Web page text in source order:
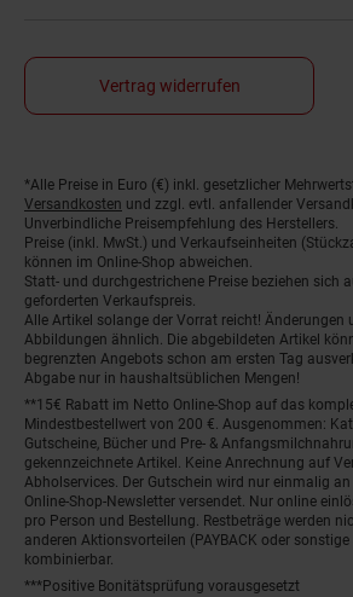
Vertrag widerrufen
Fußnoten
*Alle Preise in Euro (€) inkl. gesetzlicher
Versandkosten und zzgl. evtl. anfallender
Unverbindliche Preisempfehlung des Herstellers.
Preise (inkl. MwSt.) und Verkaufseinheiten
können im Online-Shop abweichen.
Statt- und durchgestrichene Preise beziehen sich
geforderten Verkaufspreis.
Alle Artikel solange der Vorrat reicht! Änderungen
Abbildungen ähnlich. Die abgebildeten Artikel
begrenzten Angebots schon am ersten Tag
Abgabe nur in haushaltsüblichen Mengen!
**15€ Rabatt im Netto Online-Shop auf das
Mindestbestellwert von 200 €. Ausgenommen:
Gutscheine, Bücher und Pre- &
gekennzeichnete Artikel. Keine Anrechnung auf
Abholservices. Der Gutschein wird nur einmalig
Online-Shop-Newsletter versendet. Nur online
pro Person und Bestellung. Restbeträge werden
anderen Aktionsvorteilen (PAYBACK oder
kombinierbar.
***Positive Bonitätsprüfung vorausgesetzt